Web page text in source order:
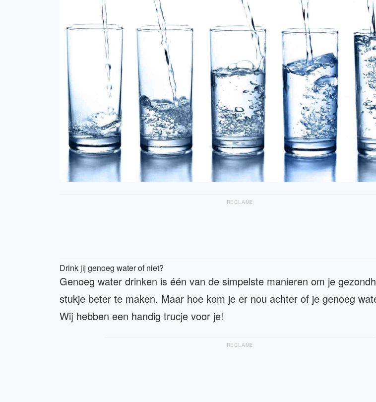
RECLAME
Drink jij genoeg water of niet?
Genoeg water drinken is één van de simpelste manieren om je
stukje beter te maken. Maar hoe kom je er nou achter of je genoeg
Wij hebben een handig trucje voor je!
RECLAME